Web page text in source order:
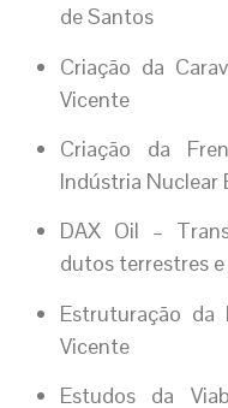
de Santos
Criação da
Vicente
Criação da
Indústria Nuclear
DAX Oil –
dutos terrestres
Estruturação da
Vicente
Estudos da